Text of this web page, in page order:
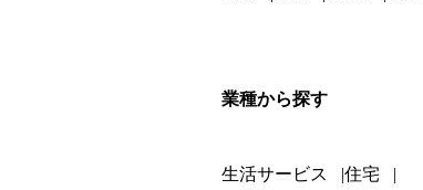
業種から探す
生活サービス 住宅